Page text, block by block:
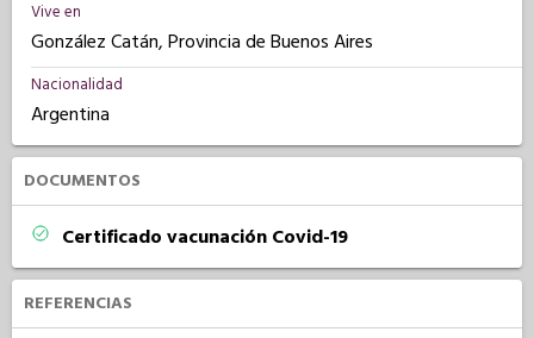
Vive en
González Catán, Provincia de Buenos Aires
Nacionalidad
Argentina
DOCUMENTOS
Certificado vacunación Covid-19
REFERENCIAS